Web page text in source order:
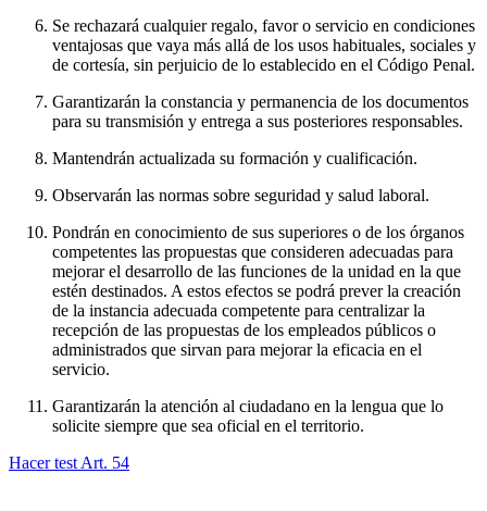
Se rechazará cualquier regalo, favor o servicio en condiciones
ventajosas que vaya más allá de los usos habituales, sociales y
de cortesía, sin perjuicio de lo establecido en el Código Penal.
Garantizarán la constancia y permanencia de los documentos
para su transmisión y entrega a sus posteriores responsables.
Mantendrán actualizada su formación y cualificación.
Observarán las normas sobre seguridad y salud laboral.
Pondrán en conocimiento de sus superiores o de los órganos
competentes las propuestas que consideren adecuadas para
mejorar el desarrollo de las funciones de la unidad en la que
estén destinados. A estos efectos se podrá prever la creación
de la instancia adecuada competente para centralizar la
recepción de las propuestas de los empleados públicos o
administrados que sirvan para mejorar la eficacia en el
servicio.
Garantizarán la atención al ciudadano en la lengua que lo
solicite siempre que sea oficial en el territorio.
Hacer test Art. 54